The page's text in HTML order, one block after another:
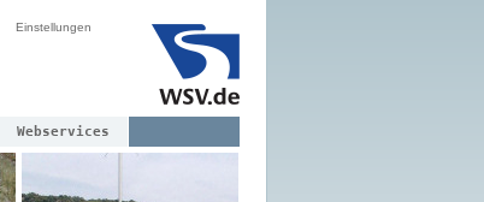
Einstellungen
Webservices